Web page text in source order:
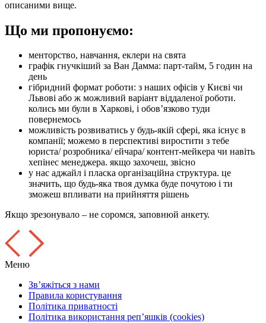
описаними вище.
Що ми пропонуємо:
менторство, навчання, еклери на свята
графік гнучкіший за Ван Дамма: парт-тайм, 5 годин на
день
гібридний формат роботи: з наших офісів у Києві чи
Львові або ж можливий варіант віддаленої роботи.
колись ми були в Харкові, і обовʼязково туди
повернемось
можливість розвиватись у будь-якій сфері, яка існує в
компанії; можемо в перспективі виростити з тебе
юриста/ розробника/ ейчара/ контент-мейкера чи навіть
хепінес менеджера. якщо захочеш, звісно
у нас аджайл і пласка організаційна структура. це
значить, що будь-яка твоя думка буде почутою і ти
зможеш впливати на прийняття рішень
Якщо зрезонувало – не соромся, заповнюй анкету.
Меню
Зв’яжіться з нами
Правила користування
Політика приватності
Політика використання репʼяшків (cookies)